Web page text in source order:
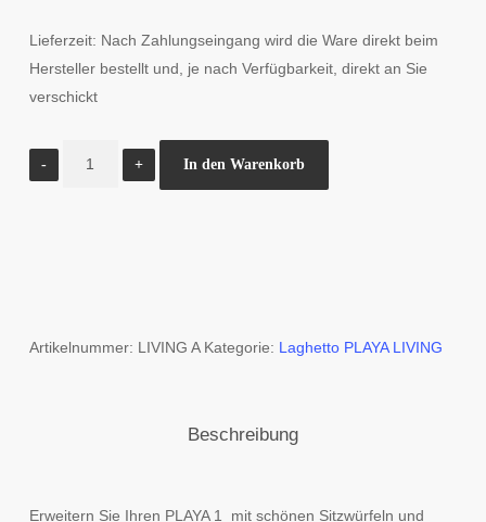
Lieferzeit: Nach Zahlungseingang wird die Ware direkt beim
Hersteller bestellt und, je nach Verfügbarkeit, direkt an Sie
verschickt
In den Warenkorb
Artikelnummer: LIVING A Kategorie: Laghetto PLAYA LIVING
Beschreibung
Erweitern Sie Ihren PLAYA 1 mit schönen Sitzwürfeln und